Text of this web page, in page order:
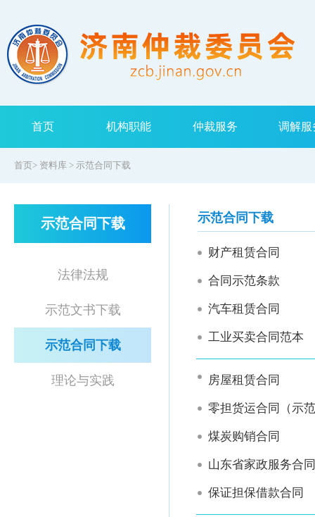
首页 机构职能 仲裁服务 调解服
首页> 资料库 > 示范合同下载
示范合同下载
法律法规
示范文书下载
示范合同下载
理论与实践
示范合同下载
财产租赁合同
合同示范条款
汽车租赁合同
工业买卖合同范本
房屋租赁合同
零担货运合同（示
煤炭购销合同
山东省家政服务合同
保证担保借款合同